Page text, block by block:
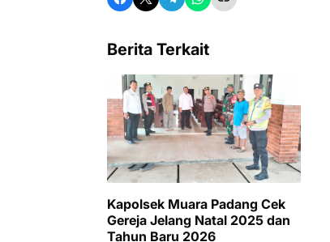
Berita Terkait
Kapolsek Muara Padang Cek
Gereja Jelang Natal 2025 dan
Tahun Baru 2026